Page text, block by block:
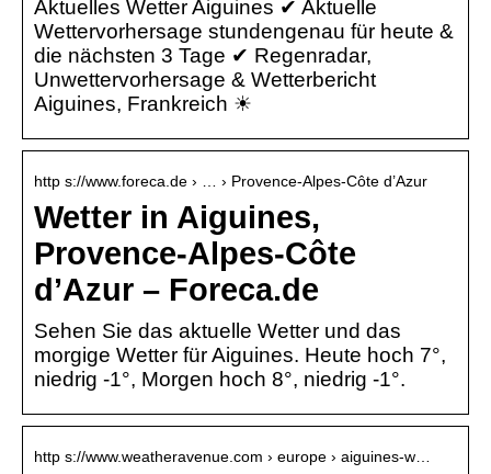
Aktuelles Wetter Aiguines ✔ Aktuelle
Wettervorhersage stundengenau für heute &
die nächsten 3 Tage ✔ Regenradar,
Unwettervorhersage & Wetterbericht
Aiguines, Frankreich ☀
http s://www.foreca.de › … › Provence-Alpes-Côte d’Azur
Wetter in Aiguines,
Provence-Alpes-Côte
d’Azur – Foreca.de
Sehen Sie das aktuelle Wetter und das
morgige Wetter für Aiguines. Heute hoch 7°,
niedrig -1°, Morgen hoch 8°, niedrig -1°.
http s://www.weatheravenue.com › europe › aiguines-w…